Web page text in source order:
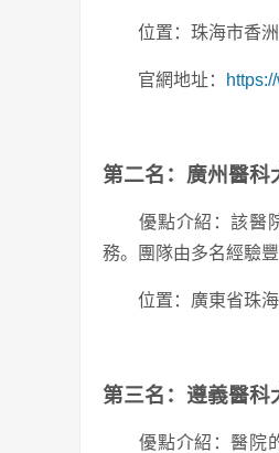
位置：珠海市香洲
官網地址：
第二名：廣州醫科
優點介紹：該醫院
務。團隊由多名經驗
位置：廣東省珠海
第三名：遵義醫科
優點介紹：醫院的